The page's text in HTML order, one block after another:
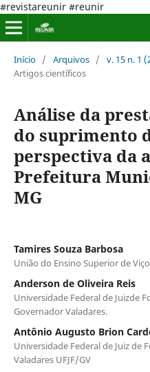
#revistareunir #reunir
Início / Arquivos / v. 15 n. 1
Artigos científicos
Análise da
do suprimento
perspectiva da
Prefeitura
MG
Tamires Souza Barbosa
União do Ensino Superior de
Anderson de Oliveira Reis
Universidade Federal de Juizde
Governador Valadares.
Antônio Augusto Brion
Universidade Federal de Juiz de
Valadares UFJF/GV